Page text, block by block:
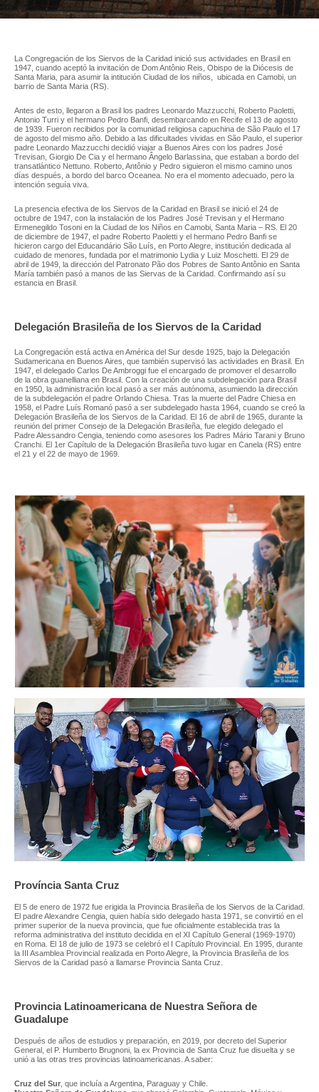
La Congregación de los Siervos de la Caridad inició sus actividades en Brasil en
1947, cuando aceptó la invitación de Dom Antônio Reis, Obispo de la Diócesis de
Santa Maria, para asumir la intitución Ciudad de los niños, ubicada en Camobi, un
barrio de Santa Maria (RS).
Antes de esto, llegaron a Brasil los padres Leonardo Mazzucchi, Roberto Paoletti,
Antonio Turri y el hermano Pedro Banfi, desembarcando en Recife el 13 de agosto
de 1939. Fueron recibidos por la comunidad religiosa capuchina de São Paulo el 17
de agosto del mismo año. Debido a las dificultades vividas en São Paulo, el superior
padre Leonardo Mazzucchi decidió viajar a Buenos Aires con los padres José
Trevisan, Giorgio De Cia y el hermano Ângelo Barlassina, que estaban a bordo del
transatlántico Nettuno. Roberto, Antônio y Pedro siguieron el mismo camino unos
días después, a bordo del barco Oceanea. No era el momento adecuado, pero la
intención seguía viva.
La presencia efectiva de los Siervos de la Caridad en Brasil se inició el 24 de
octubre de 1947, con la instalación de los Padres José Trevisan y el Hermano
Ermenegildo Tosoni en la Ciudad de los Niños en Camobi, Santa Maria – RS. El 20
de diciembre de 1947, el padre Roberto Paoletti y el hermano Pedro Banfi se
hicieron cargo del Educandário São Luís, en Porto Alegre, institución dedicada al
cuidado de menores, fundada por el matrimonio Lydia y Luiz Moschetti. El 29 de
abril de 1949, la dirección del Patronato Pão dos Pobres de Santo Antônio en Santa
María también pasó a manos de las Siervas de la Caridad. Confirmando así su
estancia en Brasil.
Delegación Brasileña de los Siervos de la Caridad
La Congregación está activa en América del Sur desde 1925, bajo la Delegación
Sudamericana en Buenos Aires, que también supervisó las actividades en Brasil. En
1947, el delegado Carlos De Ambroggi fue el encargado de promover el desarrollo
de la obra guanelliana en Brasil. Con la creación de una subdelegación para Brasil
en 1950, la administración local pasó a ser más autónoma, asumiendo la dirección
de la subdelegación el padre Orlando Chiesa. Tras la muerte del Padre Chiesa en
1958, el Padre Luís Romanó pasó a ser subdelegado hasta 1964, cuando se creó la
Delegación Brasileña de los Siervos de la Caridad. El 16 de abril de 1965, durante la
reunión del primer Consejo de la Delegación Brasileña, fue elegido delegado el
Padre Alessandro Cengia, teniendo como asesores los Padres Mário Tarani y Bruno
Cranchi. El 1er Capítulo de la Delegación Brasileña tuvo lugar en Canela (RS) entre
el 21 y el 22 de mayo de 1969.
Província Santa Cruz
El 5 de enero de 1972 fue erigida la Provincia Brasileña de los Siervos de la Caridad.
El padre Alexandre Cengia, quien había sido delegado hasta 1971, se convirtió en el
primer superior de la nueva provincia, que fue oficialmente establecida tras la
reforma administrativa del instituto decidida en el XI Capítulo General (1969-1970)
en Roma. El 18 de julio de 1973 se celebró el I Capítulo Provincial. En 1995, durante
la III Asamblea Provincial realizada en Porto Alegre, la Provincia Brasileña de los
Siervos de la Caridad pasó a llamarse Provincia Santa Cruz.
Provincia Latinoamericana de Nuestra Señora de
Guadalupe
Después de años de estudios y preparación, en 2019, por decreto del Superior
General, el P. Humberto Brugnoni, la ex Provincia de Santa Cruz fue disuelta y se
unió a las otras tres provincias latinoamericanas. A saber:
Cruz del Sur , que incluía a Argentina, Paraguay y Chile.